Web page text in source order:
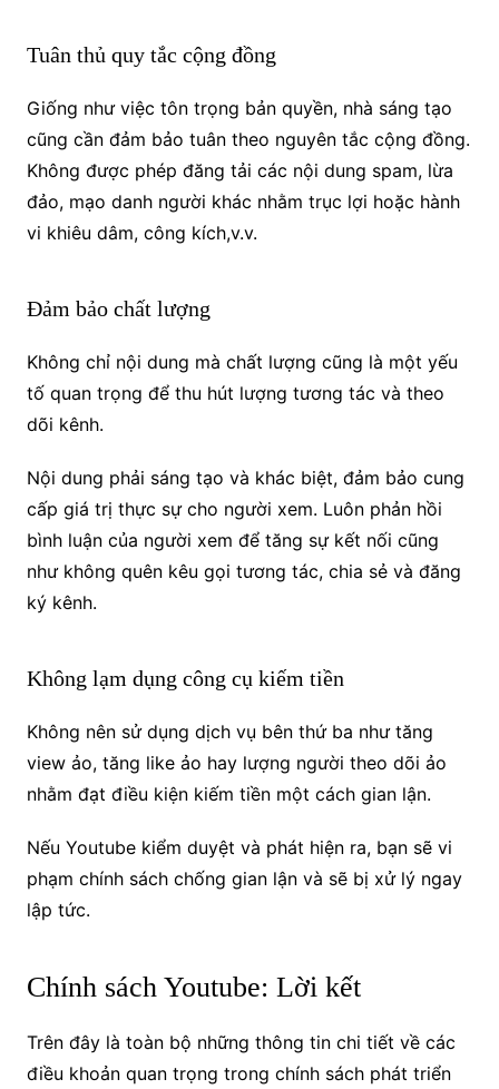
Tuân thủ quy tắc cộng đồng
Giống như việc tôn trọng bản quyền, nhà sáng tạo
cũng cần đảm bảo tuân theo nguyên tắc cộng đồng.
Không được phép đăng tải các nội dung spam, lừa
đảo, mạo danh người khác nhằm trục lợi hoặc hành
vi khiêu dâm, công kích,v.v.
Đảm bảo chất lượng
Không chỉ nội dung mà chất lượng cũng là một yếu
tố quan trọng để thu hút lượng tương tác và theo
dõi kênh.
Nội dung phải sáng tạo và khác biệt, đảm bảo cung
cấp giá trị thực sự cho người xem. Luôn phản hồi
bình luận của người xem để tăng sự kết nối cũng
như không quên kêu gọi tương tác, chia sẻ và đăng
ký kênh.
Không lạm dụng công cụ kiếm tiền
Không nên sử dụng dịch vụ bên thứ ba như tăng
view ảo, tăng like ảo hay lượng người theo dõi ảo
nhằm đạt điều kiện kiếm tiền một cách gian lận.
Nếu Youtube kiểm duyệt và phát hiện ra, bạn sẽ vi
phạm chính sách chống gian lận và sẽ bị xử lý ngay
lập tức.
Chính sách Youtube: Lời kết
Trên đây là toàn bộ những thông tin chi tiết về các
điều khoản quan trọng trong chính sách phát triển